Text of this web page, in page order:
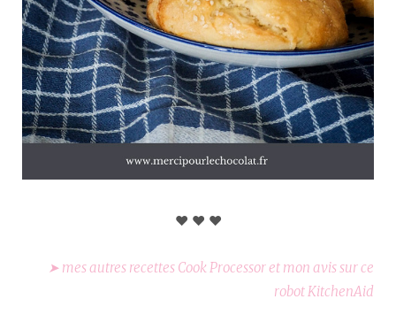
♥︎ ♥︎ ♥︎
➤ mes autres recettes Cook Processor et mon avis sur ce
robot KitchenAid